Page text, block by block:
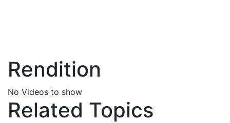
Rendition
No Videos to show
Related Topics